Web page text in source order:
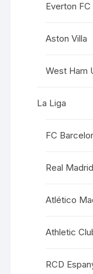
Everton FC
Aston Villa
West Ham
La Liga
FC
Real Madrid
Atlético
Athletic
RCD